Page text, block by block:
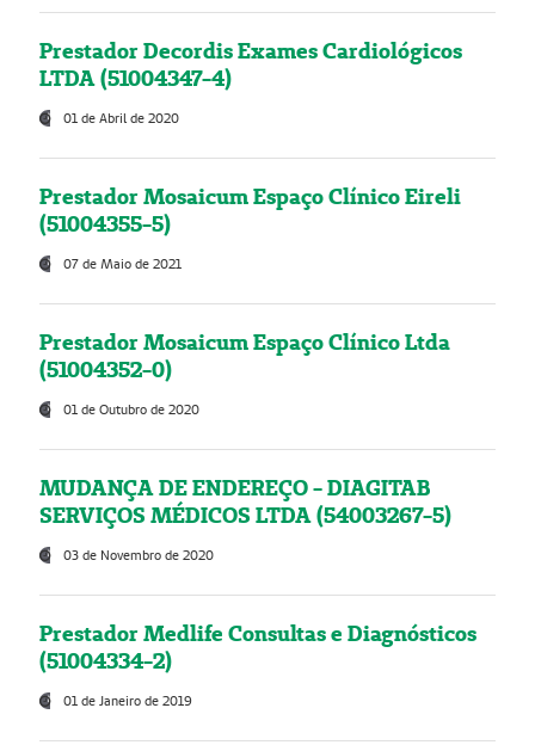
Prestador Decordis Exames Cardiológicos
LTDA (51004347-4)
01 de Abril de 2020
Prestador Mosaicum Espaço Clínico Eireli
(51004355-5)
07 de Maio de 2021
Prestador Mosaicum Espaço Clínico Ltda
(51004352-0)
01 de Outubro de 2020
MUDANÇA DE ENDEREÇO - DIAGITAB
SERVIÇOS MÉDICOS LTDA (54003267-5)
03 de Novembro de 2020
Prestador Medlife Consultas e Diagnósticos
(51004334-2)
01 de Janeiro de 2019